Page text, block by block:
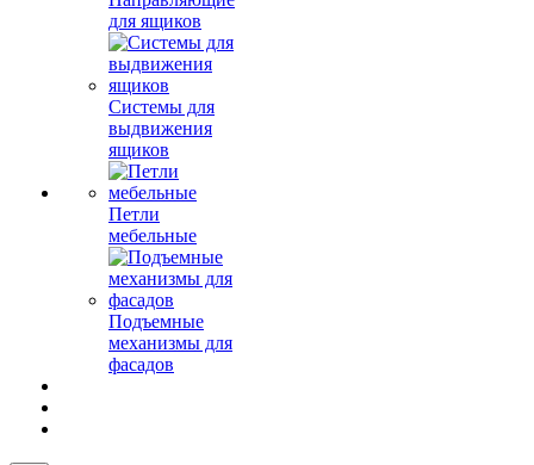
для ящиков
Системы для
выдвижения
ящиков
Петли
мебельные
Подъемные
механизмы для
фасадов